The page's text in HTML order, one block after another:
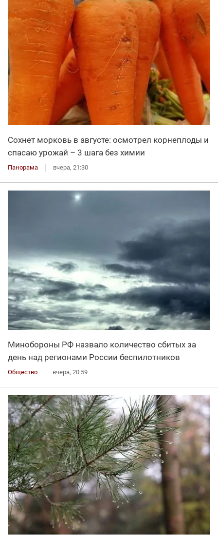
Сохнет морковь в августе: осмотрел корнеплоды и
спасаю урожай – 3 шага без химии
Панорама вчера, 21:30
Минобороны РФ назвало количество сбитых за
день над регионами России беспилотников
Общество вчера, 20:59